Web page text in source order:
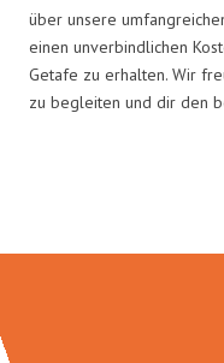
über unsere
einen unverbindlichen
Getafe zu erhalten. Wir
zu begleiten und dir den